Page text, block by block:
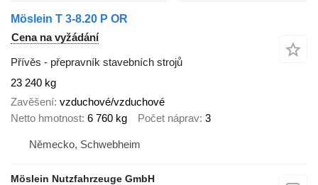
Möslein T 3-8.20 P OR
Cena na vyžádání
Přívěs - přepravník stavebních strojů
23 240 kg
Zavěšení vzduchové/vzduchové
Netto hmotnost 6 760 kg Počet náprav 3
Německo, Schwebheim
Möslein Nutzfahrzeuge GmbH